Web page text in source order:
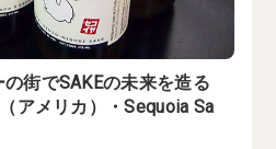
街でSAKEの未来を造る
アメリカ）・Sequoia Sa